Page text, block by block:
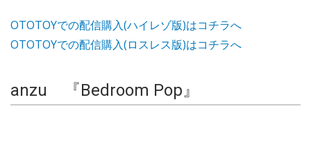
OTOTOYでの配信購入(ハイレゾ版)はコチラへ
OTOTOYでの配信購入(ロスレス版)はコチラへ
anzu 『Bedroom Pop』